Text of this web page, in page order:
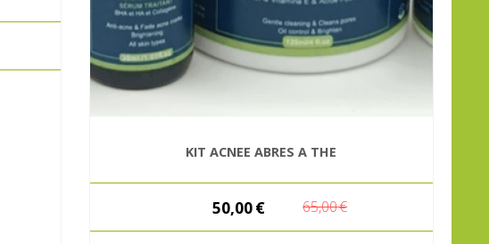
KIT ACNEE ABRES A THE
50,00€ 65,00€